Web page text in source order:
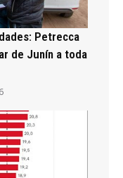
Petrecca
de Junín a toda